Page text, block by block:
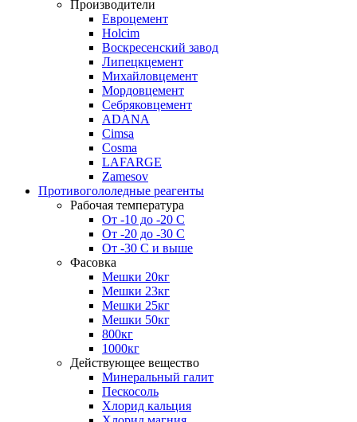
Производители
Евроцемент
Holcim
Воскресенский завод
Липецкцемент
Михайловцемент
Мордовцемент
Себряковцемент
ADANA
Cimsa
Cosma
LAFARGE
Zamesov
Противогололедные реагенты
Рабочая температура
От -10 до -20 С
От -20 до -30 С
От -30 С и выше
Фасовка
Мешки 20кг
Мешки 23кг
Мешки 25кг
Мешки 50кг
800кг
1000кг
Действующее вещество
Минеральный галит
Пескосоль
Хлорид кальция